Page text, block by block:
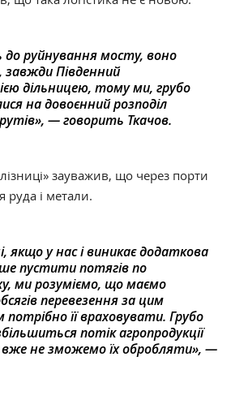
до руйнування мосту, воно
Південний
дільницею, тому ми, грубо
на довоєнний розподіл
— говорить Ткачов.​
зауважив, що через порти
руда і метали.​
якщо у нас і виникає додаткова
пустити потягів по
ми розуміємо, що маємо
перевезення за цим
її враховувати. Грубо
потік агропродукції
не зможемо їх обробляти», —